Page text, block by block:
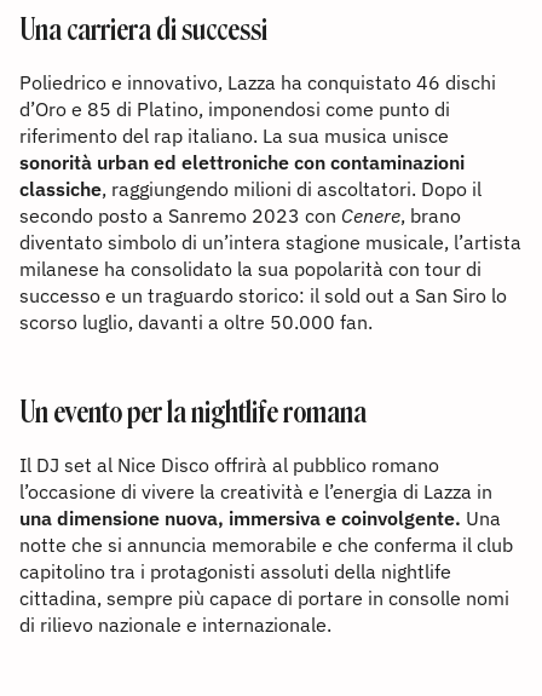
Una carriera di successi
Poliedrico e innovativo, Lazza ha conquistato 46 dischi
d’Oro e 85 di Platino, imponendosi come punto di
riferimento del rap italiano. La sua musica unisce
sonorità urban ed elettroniche con contaminazioni
classiche, raggiungendo milioni di ascoltatori. Dopo il
secondo posto a Sanremo 2023 con Cenere, brano
diventato simbolo di un’intera stagione musicale, l’artista
milanese ha consolidato la sua popolarità con tour di
successo e un traguardo storico: il sold out a San Siro lo
scorso luglio, davanti a oltre 50.000 fan.
Un evento per la nightlife romana
Il DJ set al Nice Disco offrirà al pubblico romano
l’occasione di vivere la creatività e l’energia di Lazza in
una dimensione nuova, immersiva e coinvolgente. Una
notte che si annuncia memorabile e che conferma il club
capitolino tra i protagonisti assoluti della nightlife
cittadina, sempre più capace di portare in consolle nomi
di rilievo nazionale e internazionale.